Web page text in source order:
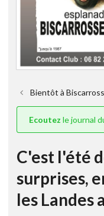
Bientôt à
Ecoutez le journal
C'est l'été
surprises,
les Landes